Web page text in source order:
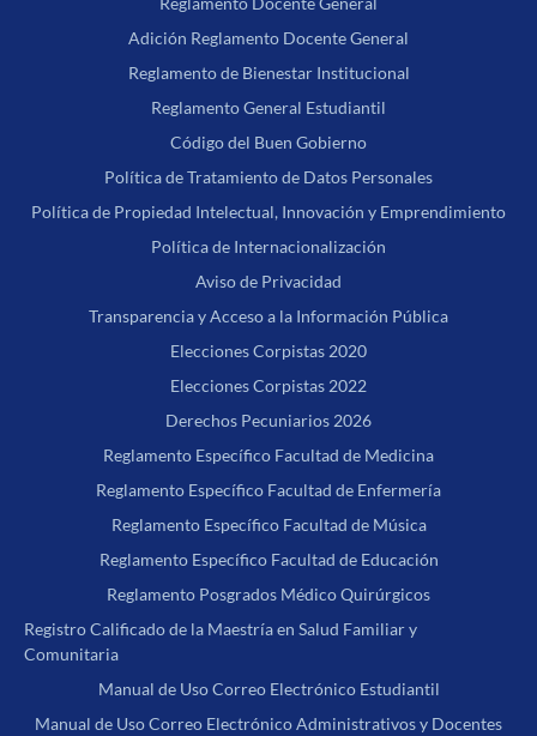
Adición Reglamento Docente General
Reglamento de Bienestar Institucional
Reglamento General Estudiantil
Código del Buen Gobierno
Política de Tratamiento de Datos Personales
Política de Propiedad Intelectual, Innovación y Emprendimiento
Política de Internacionalización
Aviso de Privacidad
Transparencia y Acceso a la Información Pública
Elecciones Corpistas 2020
Elecciones Corpistas 2022
Derechos Pecuniarios 2026
Reglamento Específico Facultad de Medicina
Reglamento Específico Facultad de Enfermería
Reglamento Específico Facultad de Música
Reglamento Específico Facultad de Educación
Reglamento Posgrados Médico Quirúrgicos
Registro Calificado de la Maestría en Salud Familiar y
Comunitaria
Manual de Uso Correo Electrónico Estudiantil
Manual de Uso Correo Electrónico Administrativos y Docentes